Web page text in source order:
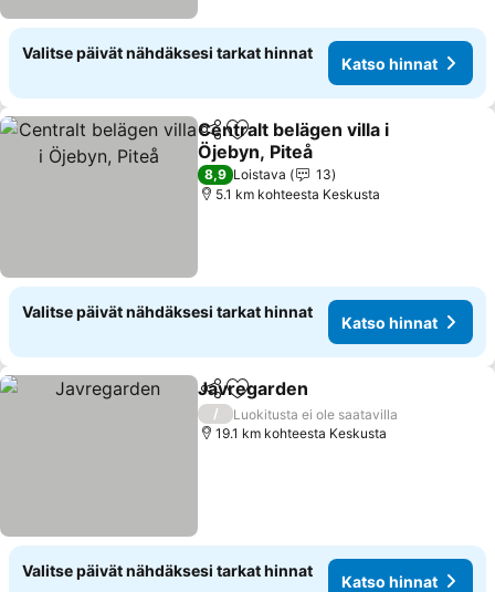
Valitse päivät nähdäksesi tarkat hinnat
Katso hinnat
Jaa Lisää suosikkeihin
Centralt belägen villa i
Öjebyn, Piteå
8,9 Loistava
13
5.1 km kohteesta Keskusta
Valitse päivät nähdäksesi tarkat hinnat
Katso hinnat
Jaa Lisää suosikkeihin
Javregarden
/
Luokitusta ei ole saatavilla
19.1 km kohteesta Keskusta
Valitse päivät nähdäksesi tarkat hinnat
Katso hinnat